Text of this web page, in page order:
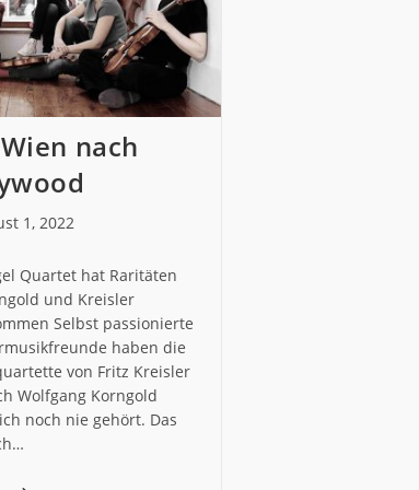
nach
1, 2022
Quartet hat Raritäten
und Kreisler
Selbst passionierte
haben die
von Fritz Kreisler
Wolfgang Korngold
noch nie gehört. Das